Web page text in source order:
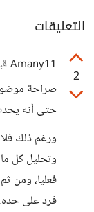
التعليقات
2
Amany11
صراحة موضوع
حتى أنه
ورغم ذلك
وتحليل كل ما
فعليا، ومن
فرد على